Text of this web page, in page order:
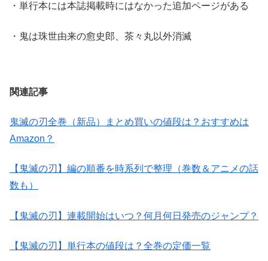
・単行本には本誌掲載時にはなかった追加ページがある
・鬼は珠世由来の愈史郎、茶々丸以外消滅
関連記事
鬼滅の刃全巻（新品）まとめ買いの値段は？おすすめは
Amazon？
【鬼滅の刃】編の順番を時系列で整理（巻数＆アニメの話
数も）
【鬼滅の刃】連載開始はいつ？何月何日発売のジャンプ？
【鬼滅の刃】単行本の値段は？全巻の定価一覧